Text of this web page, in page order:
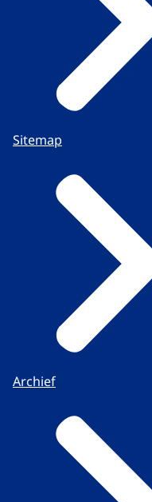
Sitemap
Archief